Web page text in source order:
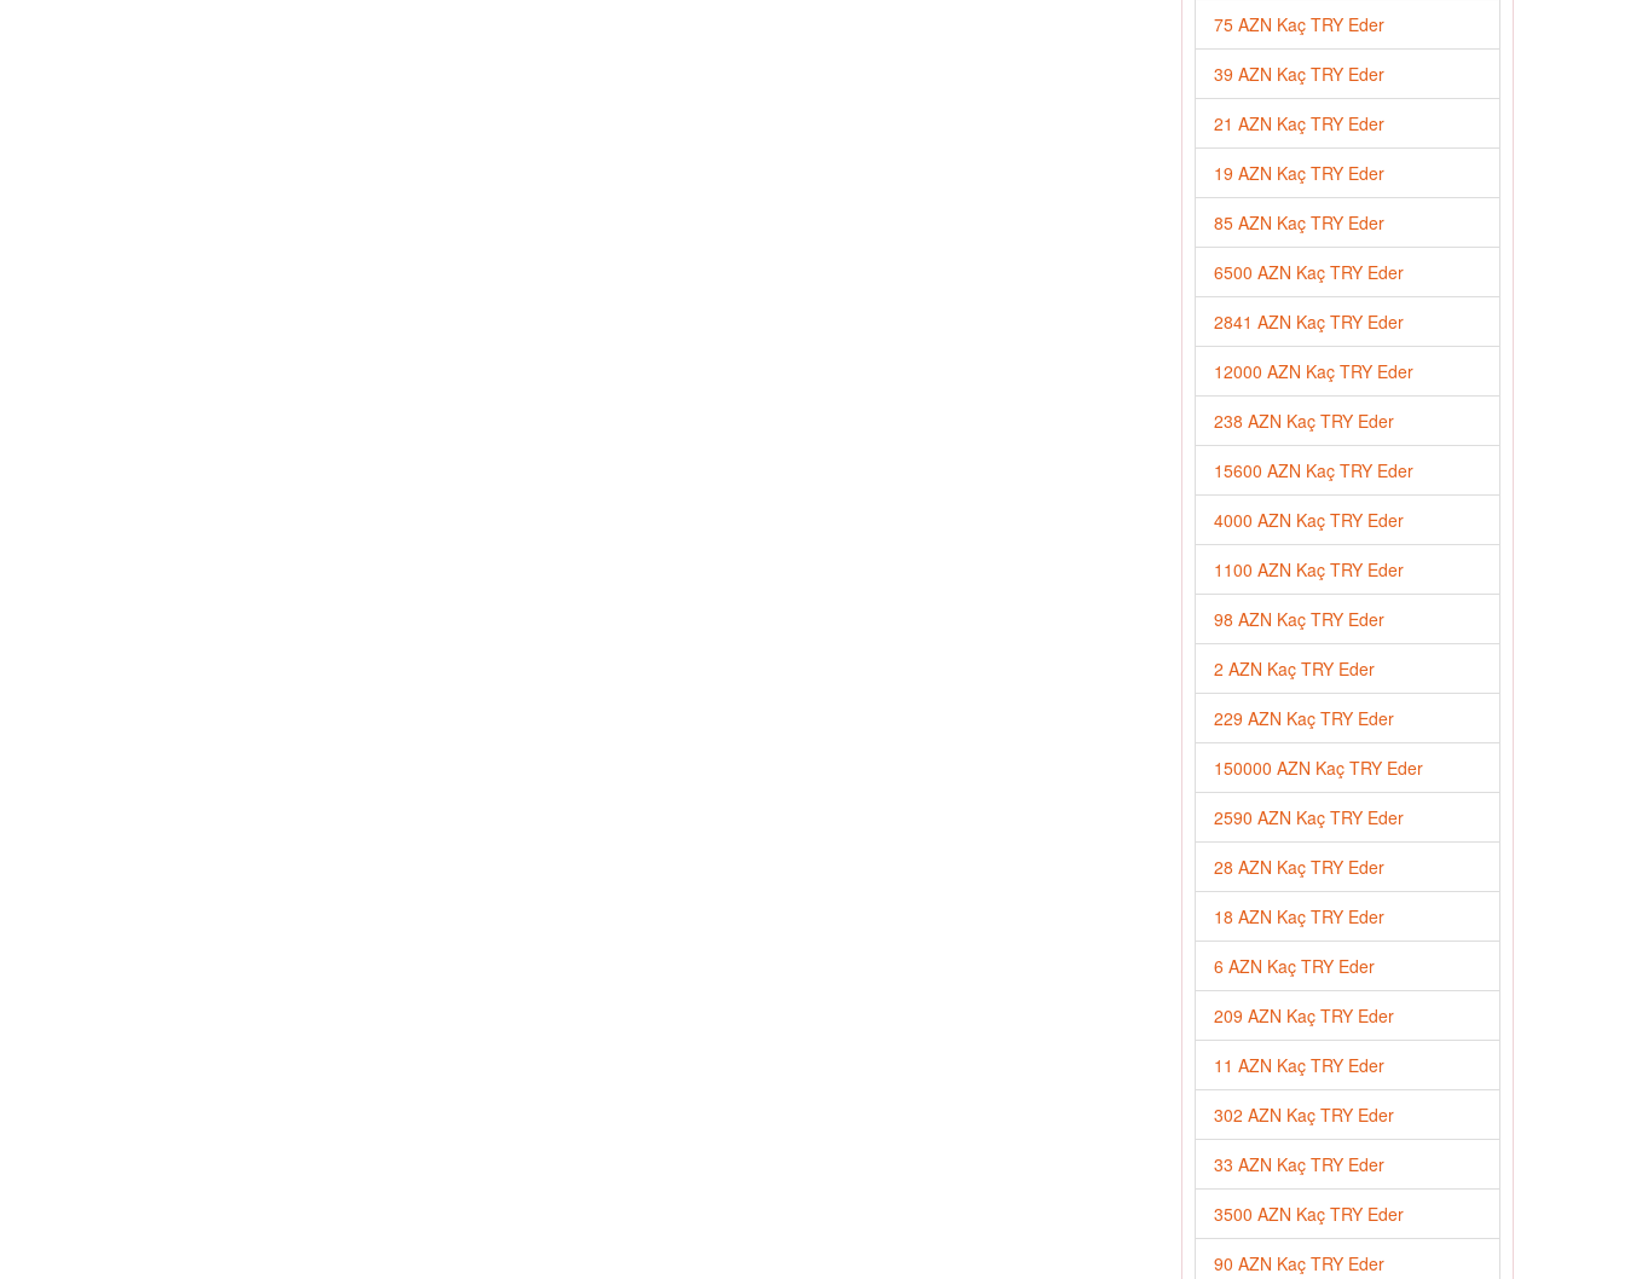
75 AZN Kaç TRY Eder
39 AZN Kaç TRY Eder
21 AZN Kaç TRY Eder
19 AZN Kaç TRY Eder
85 AZN Kaç TRY Eder
6500 AZN Kaç TRY Eder
2841 AZN Kaç TRY Eder
12000 AZN Kaç TRY Eder
238 AZN Kaç TRY Eder
15600 AZN Kaç TRY Eder
4000 AZN Kaç TRY Eder
1100 AZN Kaç TRY Eder
98 AZN Kaç TRY Eder
2 AZN Kaç TRY Eder
229 AZN Kaç TRY Eder
150000 AZN Kaç TRY Eder
2590 AZN Kaç TRY Eder
28 AZN Kaç TRY Eder
18 AZN Kaç TRY Eder
6 AZN Kaç TRY Eder
209 AZN Kaç TRY Eder
11 AZN Kaç TRY Eder
302 AZN Kaç TRY Eder
33 AZN Kaç TRY Eder
3500 AZN Kaç TRY Eder
90 AZN Kaç TRY Eder